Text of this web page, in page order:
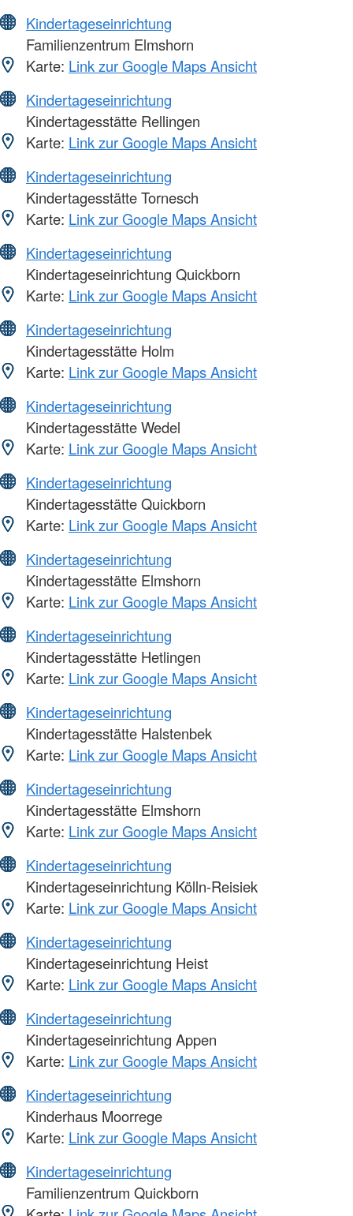
Kindertageseinrichtung
Familienzentrum Elmshorn
Karte: Link zur Google Maps Ansicht
Kindertageseinrichtung
Kindertagesstätte Rellingen
Karte: Link zur Google Maps Ansicht
Kindertageseinrichtung
Kindertagesstätte Tornesch
Karte: Link zur Google Maps Ansicht
Kindertageseinrichtung
Kindertageseinrichtung Quickborn
Karte: Link zur Google Maps Ansicht
Kindertageseinrichtung
Kindertagesstätte Holm
Karte: Link zur Google Maps Ansicht
Kindertageseinrichtung
Kindertagesstätte Wedel
Karte: Link zur Google Maps Ansicht
Kindertageseinrichtung
Kindertagesstätte Quickborn
Karte: Link zur Google Maps Ansicht
Kindertageseinrichtung
Kindertagesstätte Elmshorn
Karte: Link zur Google Maps Ansicht
Kindertageseinrichtung
Kindertagesstätte Hetlingen
Karte: Link zur Google Maps Ansicht
Kindertageseinrichtung
Kindertagesstätte Halstenbek
Karte: Link zur Google Maps Ansicht
Kindertageseinrichtung
Kindertagesstätte Elmshorn
Karte: Link zur Google Maps Ansicht
Kindertageseinrichtung
Kindertageseinrichtung Kölln-Reisiek
Karte: Link zur Google Maps Ansicht
Kindertageseinrichtung
Kindertageseinrichtung Heist
Karte: Link zur Google Maps Ansicht
Kindertageseinrichtung
Kindertageseinrichtung Appen
Karte: Link zur Google Maps Ansicht
Kindertageseinrichtung
Kinderhaus Moorrege
Karte: Link zur Google Maps Ansicht
Kindertageseinrichtung
Familienzentrum Quickborn